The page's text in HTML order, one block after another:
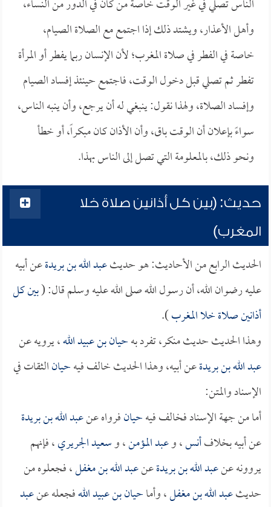
الناس تصلي في غير الوقت خاصة من كان في الدور من النساء،
وأهل الأعذار، ويشتد ذلك إذا اجتمع مع الصلاة الصيام،
خاصة في الفطر في صلاة المغرب؛ لأن الإنسان ربما يفطر أو المرأة
تفطر ثم تصلي قبل دخول الوقت، فاجتمع حينئذ إفساد الصيام
وإفساد الصلاة، ولهذا نقول: ينبغي له أن يرجع، وأن ينبه الناس،
سواءً بإعلان أن الوقت باق، وأن الأذان كان مبكراً، أو خطأ
ونحو ذلك، بالمعلومة التي تصل إلى الناس بهذا.
حديث: (بين كل أذانين صلاة خلا
المغرب)
الحديث الرابع من الأحاديث: هو حديثعبد الله بن بريدةعن أبيه
عليه رضوان الله، أن رسول الله صلى الله عليه وسلم قال: (بين كل
أذانين صلاة خلا المغرب).
وهذا الحديث حديث منكر، تفرد بهحيان بن عبيد الله، يرويه عن
عبد الله بن بريدةعن أبيه، وهذا الحديث خالف فيهحيانالثقات في
الإسناد والمتن:
أما من جهة الإسناد فخالف فيهحيانفرواه عنعبد الله بن بريدة
عن أبيه بخلافأنس، وعبد المؤمن، وسعيد الجريري، فإنهم
يروونه عنعبد الله بن بريدةعنعبد الله بن مغفل، فجعلوه من
حديثعبد الله بن مغفل، وأماحيان بن عبيد اللهفجعله عنعبد